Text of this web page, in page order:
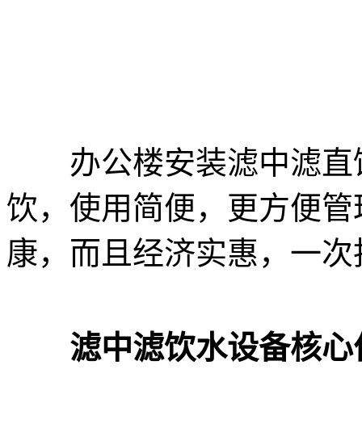
办公楼安装滤中滤直
饮，使用简便，更方便
康，而且经济实惠，一
滤中滤饮水设备核心